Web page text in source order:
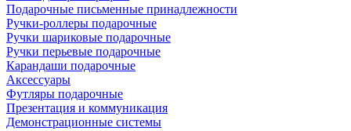
Подарочные письменные принадлежности
Ручки-роллеры подарочные
Ручки шариковые подарочные
Ручки перьевые подарочные
Карандаши подарочные
Аксессуары
Футляры подарочные
Презентация и коммуникация
Демонстрационные системы